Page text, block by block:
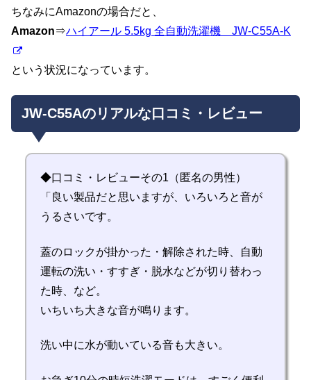
ちなみにAmazonの場合だと、
Amazon⇒ハイアール 5.5kg 全自動洗濯機 JW-C55A-K
という状況になっています。
JW-C55Aのリアルな口コミ・レビュー
◆口コミ・レビューその1（匿名の男性）
「良い製品だと思いますが、いろいろと音が
うるさいです。
蓋のロックが掛かった・解除された時、自動
運転の洗い・すすぎ・脱水などが切り替わっ
た時、など。
いちいち大きな音が鳴ります。
洗い中に水が動いている音も大きい。